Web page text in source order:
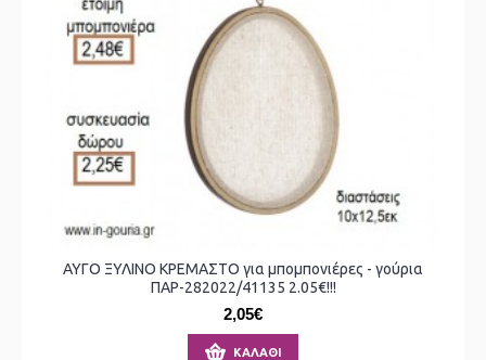
ΑΥΓΟ ΞΥΛΙΝΟ ΚΡΕΜΑΣΤΟ για μπομπονιέρες - γούρια
ΠΑΡ-282022/41135 2.05€!!!
2,05€
ΚΑΛΆΘΙ